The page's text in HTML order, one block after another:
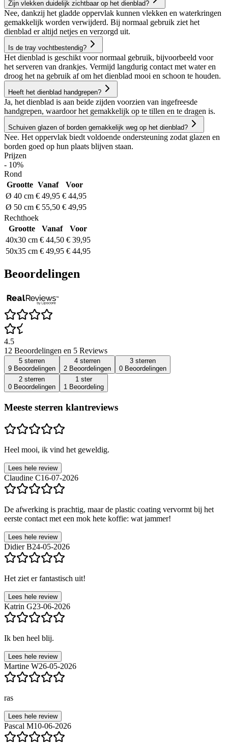
Zijn vlekken duidelijk zichtbaar op het dienblad?
Nee, dankzij het gladde oppervlak kunnen vlekken en waterkringen
gemakkelijk worden verwijderd. Bij normaal gebruik ziet het
dienblad er altijd netjes en verzorgd uit.
Is de tray vochtbestendig?
Het dienblad is geschikt voor normaal gebruik, bijvoorbeeld voor
het serveren van drankjes. Vermijd langdurig contact met water en
droog het na gebruik af om het dienblad mooi en schoon te houden.
Heeft het dienblad handgrepen?
Ja, het dienblad is aan beide zijden voorzien van ingefreesde
handgrepen, waardoor het gemakkelijk op te tillen en te dragen is.
Schuiven glazen of borden gemakkelijk weg op het dienblad?
Nee. Het oppervlak biedt voldoende ondersteuning zodat glazen en
borden goed op hun plaats blijven staan.
Prijzen
- 10%
Rond
Grootte Vanaf
Voor
Ø 40 cm € 49,95 € 44,95
Ø 50 cm € 55,50 € 49,95
Rechthoek
Grootte
Vanaf
Voor
40x30 cm € 44,50 € 39,95
50x35 cm € 49,95 € 44,95
Beoordelingen
4.5
12 Beoordelingen en 5 Reviews
5 sterren
9 Beoordelingen
4 sterren
2 Beoordelingen
3 sterren
0 Beoordelingen
2 sterren
0 Beoordelingen
1 ster
1 Beoordeling
Meeste sterren klantreviews
Heel mooi, ik vind het geweldig.
Lees hele review
Claudine C16-07-2026
De afwerking is prachtig, maar de plastic coating vervormt bij het
eerste contact met een mok hete koffie: wat jammer!
Lees hele review
Didier B24-05-2026
Het ziet er fantastisch uit!
Lees hele review
Katrin G23-06-2026
Ik ben heel blij.
Lees hele review
Martine W26-05-2026
ras
Lees hele review
Pascal M10-06-2026